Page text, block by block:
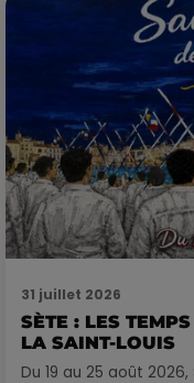
31 juillet 2026
SÈTE : LES
LA SAINT-LOUIS
Du 19 au 25 août